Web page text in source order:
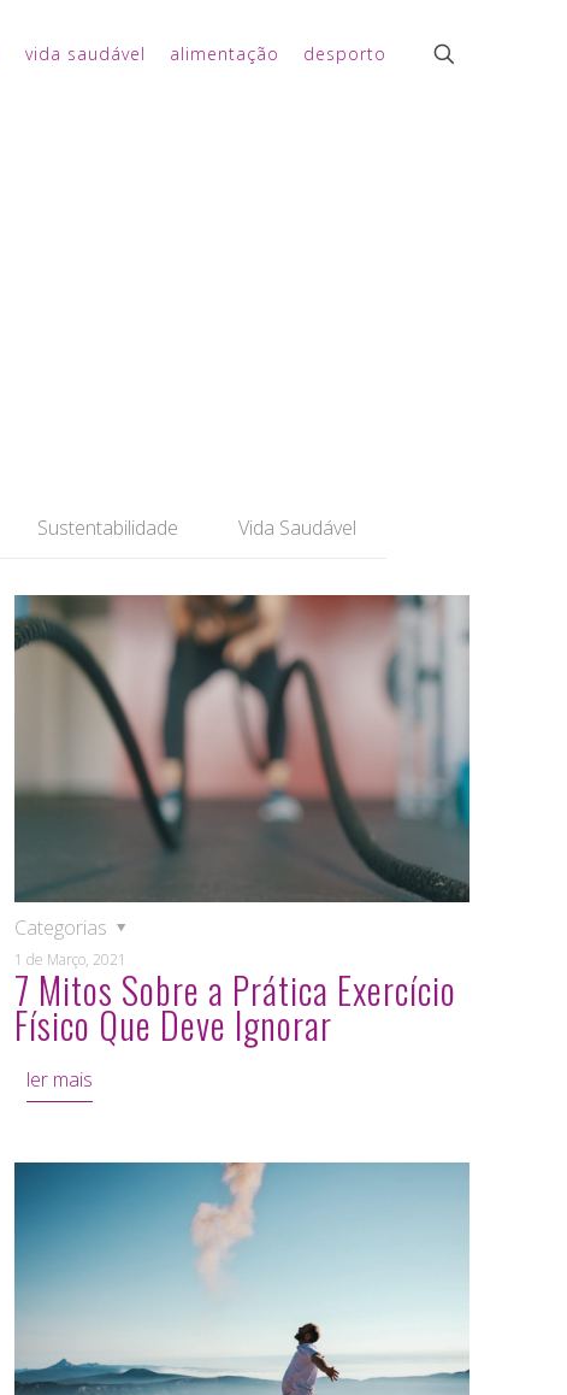
vida saudável alimentação desporto
Sustentabilidade Vida Saudável
1 de Março, 2021
Categorias
7 Mitos Sobre a Prática Exercício
Físico Que Deve Ignorar
ler mais